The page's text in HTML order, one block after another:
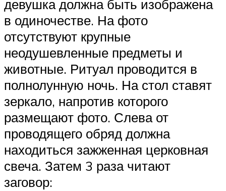
девушка должна быть изображена
в одиночестве. На фото
отсутствуют крупные
неодушевленные предметы и
животные. Ритуал проводится в
полнолунную ночь. На стол ставят
зеркало, напротив которого
размещают фото. Слева от
проводящего обряд должна
находиться зажженная церковная
свеча. Затем 3 раза читают
заговор: